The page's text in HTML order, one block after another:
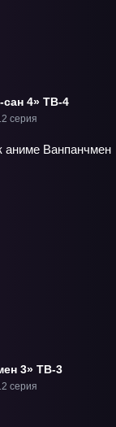
4» ТВ-4
серия
3» ТВ-3
серия